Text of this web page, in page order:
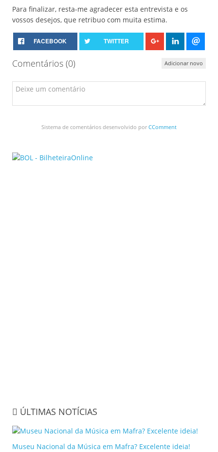
Para finalizar, resta-me agradecer esta entrevista e os
vossos desejos, que retribuo com muita estima.
FACEBOOK TWITTER
Comentários (0) Adicionar novo
Sistema de comentários desenvolvido por CComment
ÚLTIMAS NOTÍCIAS
Museu Nacional da Música em Mafra? Excelente ideia!